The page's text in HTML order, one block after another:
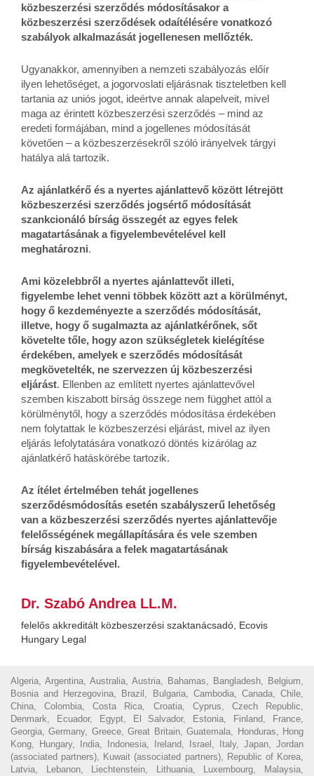
közbeszerzési szerződés módosításakor a
közbeszerzési szerződések odaítélésére vonatkozó
szabályok alkalmazását jogellenesen mellőzték.
Ugyanakkor, amennyiben a nemzeti szabályozás előír
ilyen lehetőséget, a jogorvoslati eljárásnak tiszteletben kell
tartania az uniós jogot, ideértve annak alapelveit, mivel
maga az érintett közbeszerzési szerződés – mind az
eredeti formájában, mind a jogellenes módosítását
követően – a közbeszerzésekről szóló irányelvek tárgyi
hatálya alá tartozik.
Az ajánlatkérő és a nyertes ajánlattevő között létrejött
közbeszerzési szerződés jogsértő módosítását
szankcionáló bírság összegét az egyes felek
magatartásának a figyelembevételével kell
meghatározni.
Ami közelebbről a nyertes ajánlattevőt illeti,
figyelembe lehet venni többek között azt a körülményt,
hogy ő kezdeményezte a szerződés módosítását,
illetve, hogy ő sugalmazta az ajánlatkérőnek, sőt
követelte tőle, hogy azon szükségletek kielégítése
érdekében, amelyek e szerződés módosítását
megkövetelték, ne szervezzen új közbeszerzési
eljárást. Ellenben az említett nyertes ajánlattevővel
szemben kiszabott bírság összege nem függhet attól a
körülménytől, hogy a szerződés módosítása érdekében
nem folytattak le közbeszerzési eljárást, mivel az ilyen
eljárás lefolytatására vonatkozó döntés kizárólag az
ajánlatkérő hatáskörébe tartozik.
Az ítélet értelmében tehát jogellenes
szerződésmódosítás esetén szabályszerű lehetőség
van a közbeszerzési szerződés nyertes ajánlattevője
felelősségének megállapítására és vele szemben
bírság kiszabására a felek magatartásának
figyelembevételével.
Dr. Szabó Andrea LL.M.
felelős akkreditált közbeszerzési szaktanácsadó, Ecovis
Hungary Legal
Algeria, Argentina, Australia, Austria, Bahamas, Bangladesh, Belgium,
Bosnia and Herzegovina, Brazil, Bulgaria, Cambodia, Canada, Chile,
China, Colombia, Costa Rica, Croatia, Cyprus, Czech Republic,
Denmark, Ecuador, Egypt, El Salvador, Estonia, Finland, France,
Georgia, Germany, Greece, Great Britain, Guatemala, Honduras, Hong
Kong, Hungary, India, Indonesia, Ireland, Israel, Italy, Japan, Jordan
(associated partners), Kuwait (associated partners), Republic of Korea,
Latvia, Lebanon, Liechtenstein, Lithuania, Luxembourg, Malaysia,